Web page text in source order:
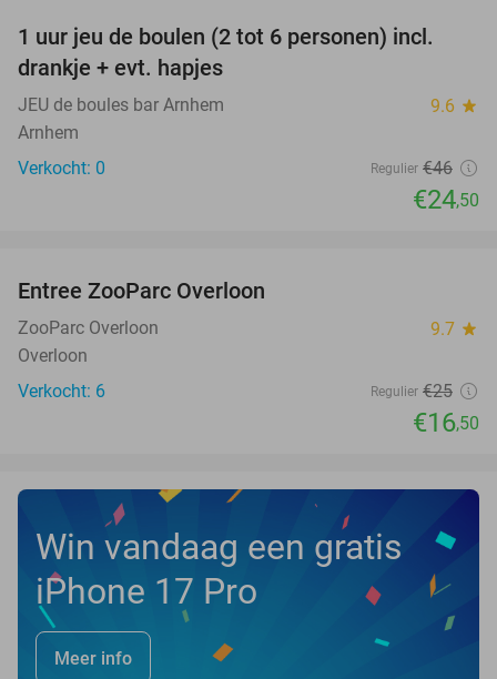
47%
NEW
TODAY
1 uur jeu de boulen (2 tot 6 personen) incl.
drankje + evt. hapjes
JEU de boules bar Arnhem 9.6 star
Arnhem
Verkocht: 0
Regulier €46
€24,50
TODAY
Entree ZooParc Overloon
ZooParc Overloon 9.7 star
Overloon
Verkocht: 6
Regulier €25
€16,50
Win vandaag een gratis
iPhone 17 Pro
Meer info